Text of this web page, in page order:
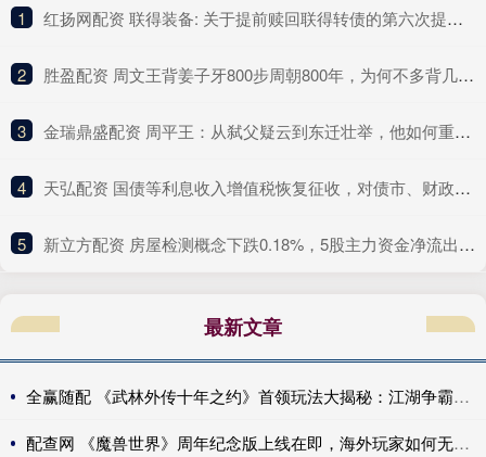
1 ​红扬网配资 联得装备: 关于提前赎回联得转债的第六次提示性公告
2 ​胜盈配资 周文王背姜子牙800步周朝800年，为何不多背几步？因为他犯了个错_姬昌_智慧_命运
3 ​金瑞鼎盛配资 周平王：从弑父疑云到东迁壮举，他如何重塑历史？_诸侯_周幽王_西周
4 ​天弘配资 国债等利息收入增值税恢复征收，对债市、财政、银行、个人影响几何？
5 ​新立方配资 房屋检测概念下跌0.18%，5股主力资金净流出超千万元
最新文章
全赢随配 《武林外传十年之约》首领玩法大揭秘：江湖争霸，谁与争锋！
配查网 《魔兽世界》周年纪念版上线在即，海外玩家如何无卡顿低延迟畅玩？